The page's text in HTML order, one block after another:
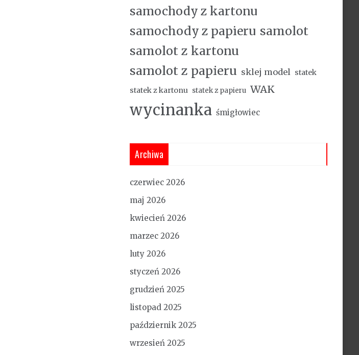
samochody z kartonu
samochody z papieru samolot
samolot z kartonu
samolot z papieru sklej model
statek
statek z kartonu statek z papieru WAK
wycinanka śmigłowiec
Archiwa
czerwiec 2026
maj 2026
kwiecień 2026
marzec 2026
luty 2026
styczeń 2026
grudzień 2025
listopad 2025
październik 2025
wrzesień 2025